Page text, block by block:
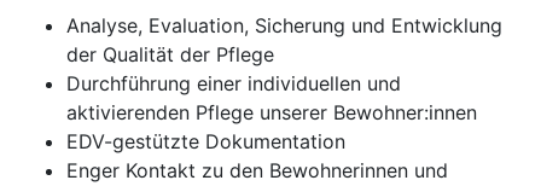
Analyse, Evaluation, Sicherung und Entwicklung
der Qualität der Pflege
Durchführung einer individuellen und
aktivierenden Pflege unserer Bewohner:innen
EDV-gestützte Dokumentation
Enger Kontakt zu den Bewohnerinnen und